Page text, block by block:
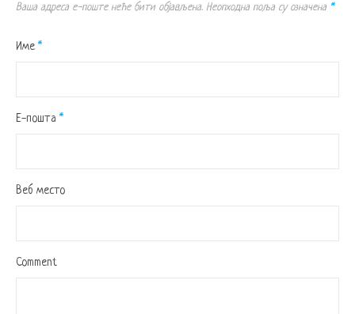
Ваша адреса е-поште неће бити објављена. Неопходна поља су означена *
Име *
Е-пошта *
Веб место
Comment